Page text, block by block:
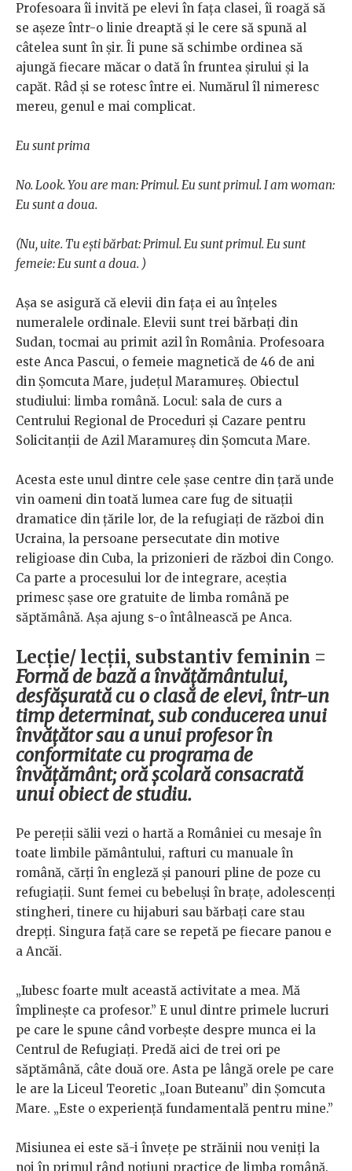
Profesoara îi invită pe elevi în fața clasei, îi roagă să
se așeze într-o linie dreaptă și le cere să spună al
câtelea sunt în șir. Îi pune să schimbe ordinea să
ajungă fiecare măcar o dată în fruntea șirului și la
capăt. Râd și se rotesc între ei. Numărul îl nimeresc
mereu, genul e mai complicat.
Eu sunt prima
No. Look. You are man: Primul. Eu sunt primul. I am woman:
Eu sunt a doua.
(Nu, uite. Tu ești bărbat: Primul. Eu sunt primul. Eu sunt
femeie: Eu sunt a doua. )
Așa se asigură că elevii din fața ei au înțeles
numeralele ordinale. Elevii sunt trei bărbați din
Sudan, tocmai au primit azil în România. Profesoara
este Anca Pascui, o femeie magnetică de 46 de ani
din Șomcuta Mare, județul Maramureș. Obiectul
studiului: limba română. Locul: sala de curs a
Centrului Regional de Proceduri și Cazare pentru
Solicitanții de Azil Maramureș din Șomcuta Mare.
Acesta este unul dintre cele șase centre din țară unde
vin oameni din toată lumea care fug de situații
dramatice din țările lor, de la refugiați de război din
Ucraina, la persoane persecutate din motive
religioase din Cuba, la prizonieri de război din Congo.
Ca parte a procesului lor de integrare, aceștia
primesc șase ore gratuite de limba română pe
săptămână. Așa ajung s-o întâlnească pe Anca.
Lecție/ lecții, substantiv feminin =
Formă de bază a învățământului,
desfășurată cu o clasă de elevi, într-un
timp determinat, sub conducerea unui
învățător sau a unui profesor în
conformitate cu programa de
învățământ; oră școlară consacrată
unui obiect de studiu.
Pe pereții sălii vezi o hartă a României cu mesaje în
toate limbile pământului, rafturi cu manuale în
română, cărți în engleză și panouri pline de poze cu
refugiații. Sunt femei cu bebeluși în brațe, adolescenți
stingheri, tinere cu hijaburi sau bărbați care stau
drepți. Singura față care se repetă pe fiecare panou e
a Ancăi.
„Iubesc foarte mult această activitate a mea. Mă
împlinește ca profesor.” E unul dintre primele lucruri
pe care le spune când vorbește despre munca ei la
Centrul de Refugiați. Predă aici de trei ori pe
săptămână, câte două ore. Asta pe lângă orele pe care
le are la Liceul Teoretic „Ioan Buteanu” din Șomcuta
Mare. „Este o experiență fundamentală pentru mine.”
Misiunea ei este să-i învețe pe străinii nou veniți la
noi în primul rând noțiuni practice de limba română.